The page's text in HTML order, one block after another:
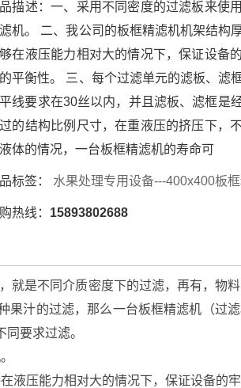
描述：一、采用不同密度的过滤板来使
机。 二、我公司的板框精滤机机架结构
在液压能力相对大的情况下，保证设备
平衡性。 三、每个过滤单元的滤板、滤
线要求在30丝以内，并且滤板、滤框是
的结构比例尺寸，在重液压的挤压下，
体的情况，一台板框精滤机的寿命可
标签： 水果处理专用设备---400x400板
热线： 15893802688
就是不同介质密度下的过滤，再有，物
果汁的过滤，那么一台板框精滤机（过
要求过滤。
液压能力相对大的情况下，保证设备的